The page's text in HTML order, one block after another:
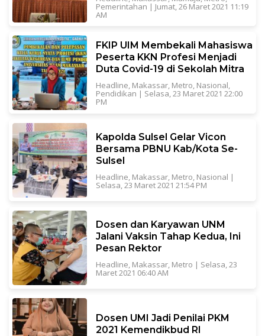
Pemerintahan | Jumat, 26 Maret 2021 11:19
AM
FKIP UIM Membekali Mahasiswa
Peserta KKN Profesi Menjadi
Duta Covid-19 di Sekolah Mitra
Headline, Makassar, Metro, Nasional,
Pendidikan | Selasa, 23 Maret 2021 22:00
PM
Kapolda Sulsel Gelar Vicon
Bersama PBNU Kab/Kota Se-
Sulsel
Headline, Makassar, Metro, Nasional |
Selasa, 23 Maret 2021 21:54 PM
Dosen dan Karyawan UNM
Jalani Vaksin Tahap Kedua, Ini
Pesan Rektor
Headline, Makassar, Metro | Selasa, 23
Maret 2021 06:40 AM
Dosen UMI Jadi Penilai PKM
2021 Kemendikbud RI